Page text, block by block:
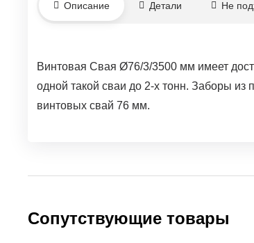
Описание Детали Не
Винтовая Свая Ø76/3/3500 мм имеет
одной такой сваи до 2-х тонн. Заборы
винтовых свай 76 мм.
Сопутствующие товары